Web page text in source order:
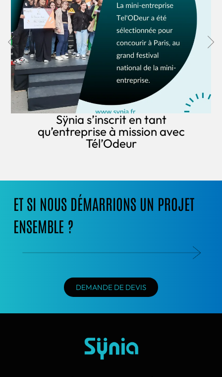
Sÿnia s’inscrit en tant
qu’entreprise à mission avec
Tél’Odeur
ET SI NOUS DÉMARRIONS UN PROJET
ENSEMBLE ?
DEMANDE DE DEVIS